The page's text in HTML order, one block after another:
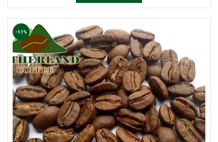
-11%